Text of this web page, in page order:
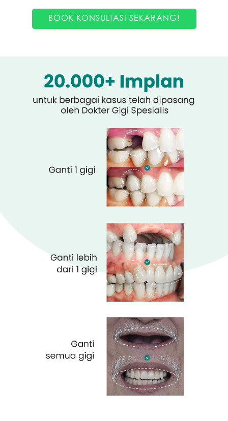
BOOK KONSULTASI SEKARANG!